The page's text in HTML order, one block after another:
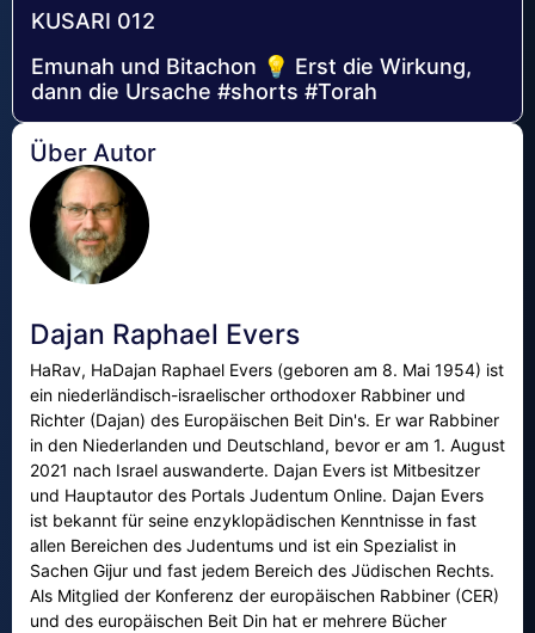
KUSARI 012
Emunah und Bitachon 💡 Erst die Wirkung,
dann die Ursache #shorts #Torah
Über Autor
Dajan Raphael Evers
HaRav, HaDajan Raphael Evers (geboren am 8. Mai 1954) ist
ein niederländisch-israelischer orthodoxer Rabbiner und
Richter (Dajan) des Europäischen Beit Din's. Er war Rabbiner
in den Niederlanden und Deutschland, bevor er am 1. August
2021 nach Israel auswanderte. Dajan Evers ist Mitbesitzer
und Hauptautor des Portals Judentum Online. Dajan Evers
ist bekannt für seine enzyklopädischen Kenntnisse in fast
allen Bereichen des Judentums und ist ein Spezialist in
Sachen Gijur und fast jedem Bereich des Jüdischen Rechts.
Als Mitglied der Konferenz der europäischen Rabbiner (CER)
und des europäischen Beit Din hat er mehrere Bücher